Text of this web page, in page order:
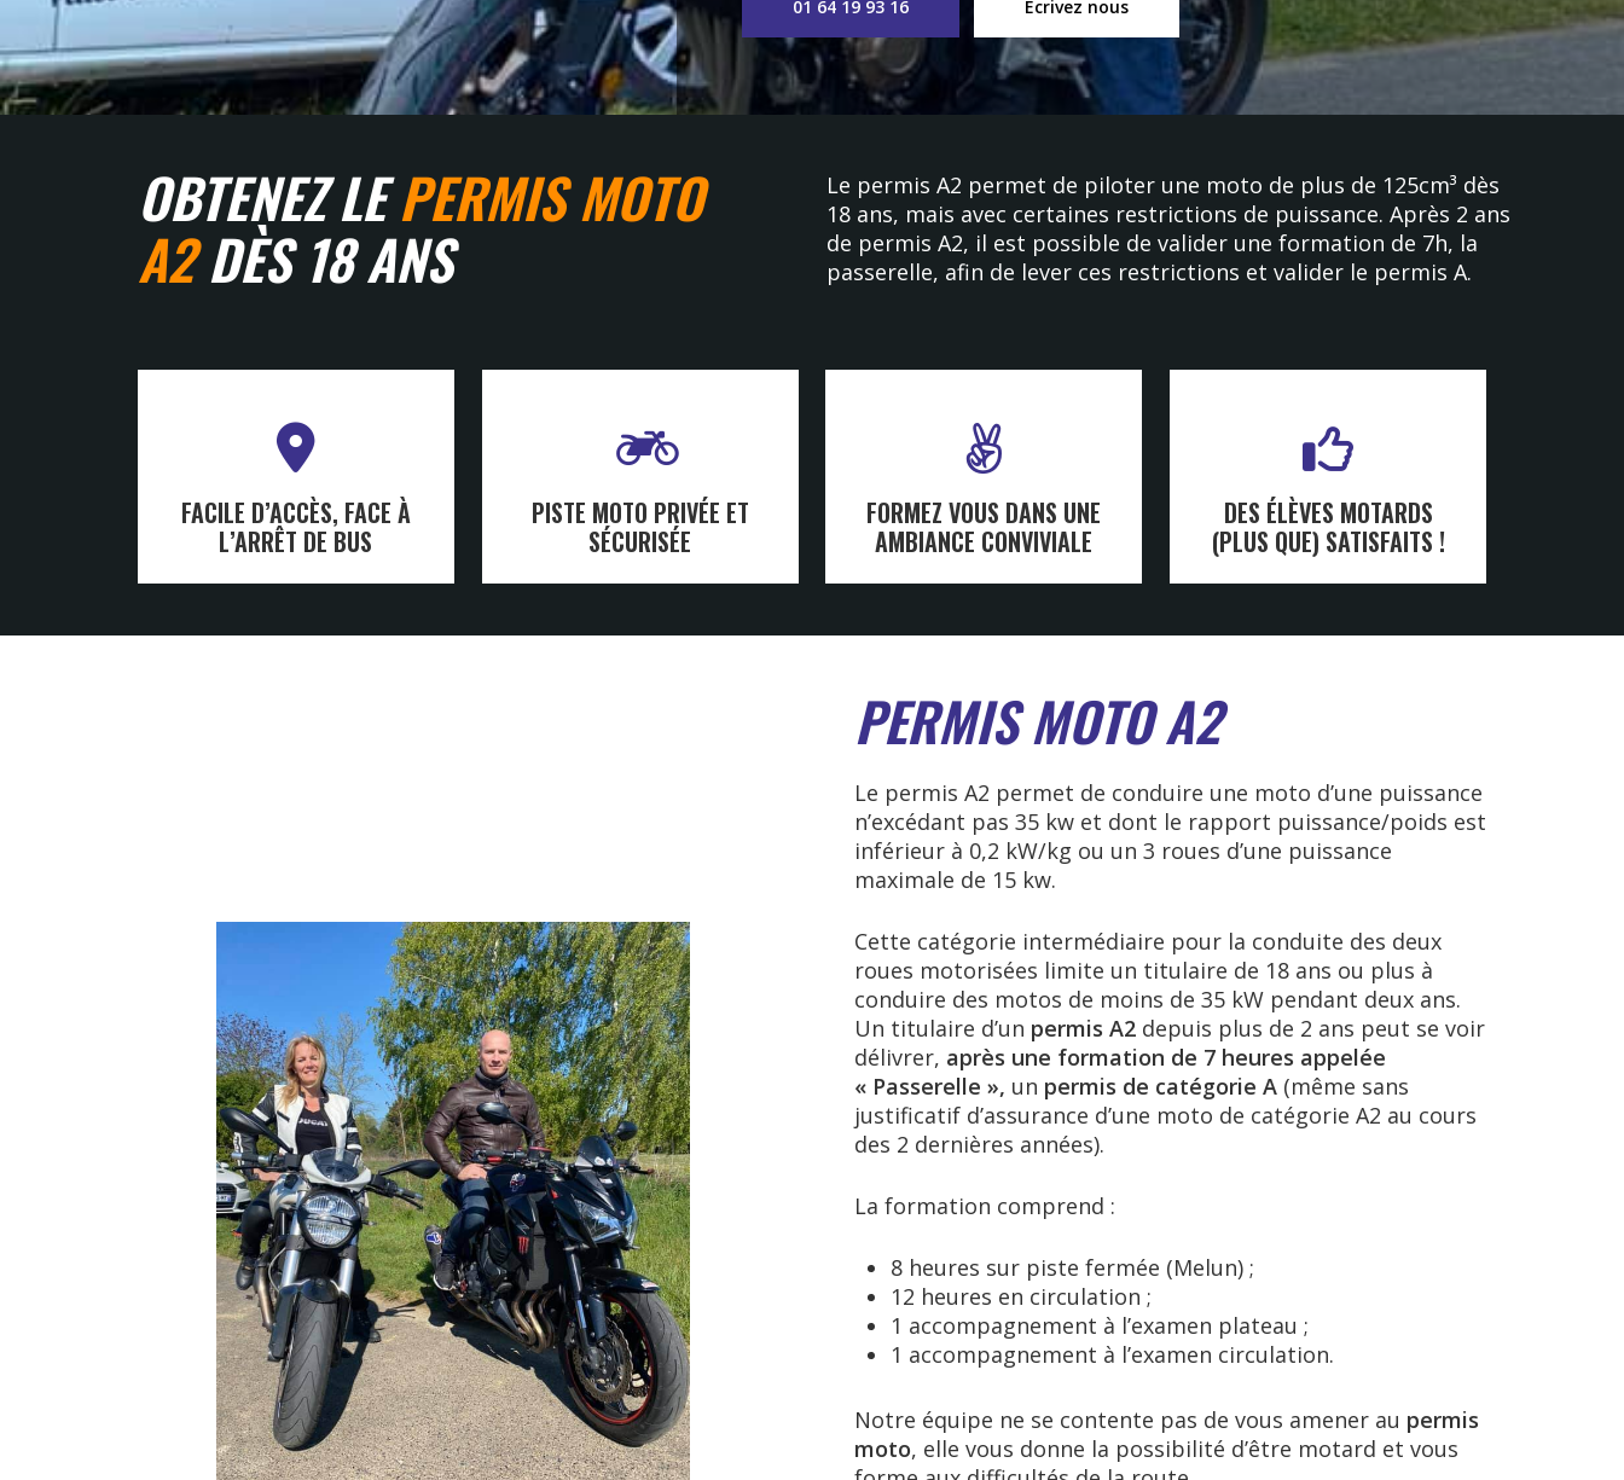
01 64 19 93 16 Écrivez nous
OBTENEZ LEPERMIS MOTO
A2DÈS 18 ANS
Le permis A2 permet de piloter une moto de plus de 125cm³ dès
18 ans, mais avec certaines restrictions de puissance. Après 2 ans
de permis A2, il est possible de valider une formation de 7h, la
passerelle, afin de lever ces restrictions et valider le permis A.
FACILE D’ACCÈS, FACE À
L’ARRÊT DE BUS
PISTE MOTO PRIVÉE ET
SÉCURISÉE
FORMEZ VOUS DANS UNE
AMBIANCE CONVIVIALE
DES ÉLÈVES MOTARDS
(PLUS QUE) SATISFAITS !
PERMIS MOTO A2
Le permis A2 permet de conduire une moto d’une puissance
n’excédant pas 35 kw et dont le rapport puissance/poids est
inférieur à 0,2 kW/kg ou un 3 roues d’une puissance
maximale de 15 kw.
Cette catégorie intermédiaire pour la conduite des deux
roues motorisées limite un titulaire de 18 ans ou plus à
conduire des motos de moins de 35 kW pendant deux ans.
Un titulaire d’un permis A2 depuis plus de 2 ans peut se voir
délivrer, après une formation de 7 heures appelée
« Passerelle », un permis de catégorie A (même sans
justificatif d’assurance d’une moto de catégorie A2 au cours
des 2 dernières années).
La formation comprend :
8 heures sur piste fermée (Melun) ;
12 heures en circulation ;
1 accompagnement à l’examen plateau ;
1 accompagnement à l’examen circulation.
Notre équipe ne se contente pas de vous amener au permis
moto, elle vous donne la possibilité d’être motard et vous